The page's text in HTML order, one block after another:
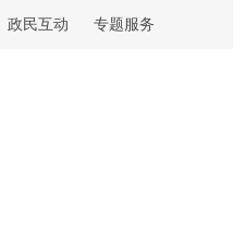
政民互动 专题服务